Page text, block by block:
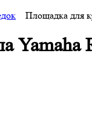
Площадка для
Yamaha